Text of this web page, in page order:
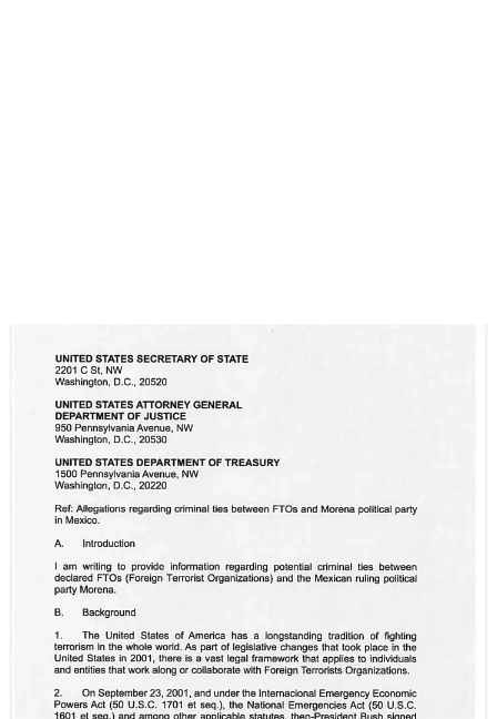
Compartir
Discusión sobre este post
Comentarios Restacks